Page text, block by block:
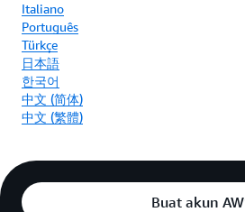
Italiano
Português
Türkçe
日本語
한국어
中文 (简体)
中文 (繁體)
Buat akun